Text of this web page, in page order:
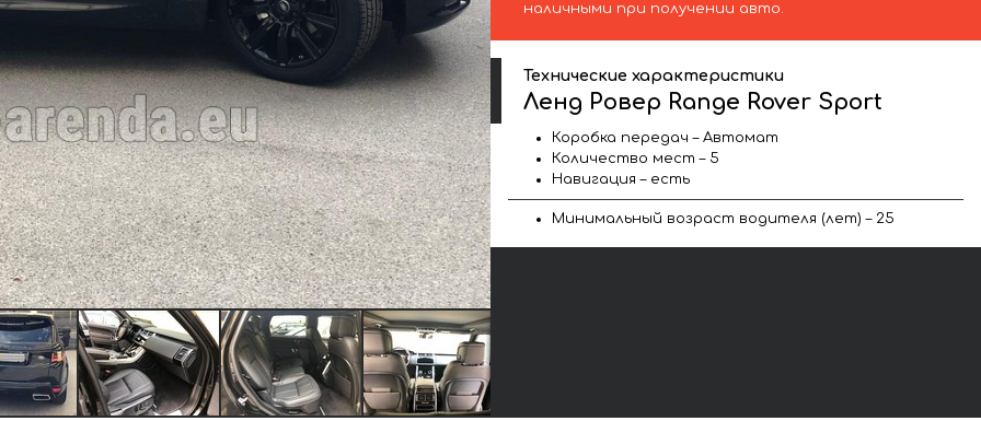
наличными при получении авто.
Технические характеристики
Ленд Ровер Range Rover Sport
Коробка передач – Автомат
Количество мест – 5
Навигация – есть
Минимальный возраст водителя (лет) – 25